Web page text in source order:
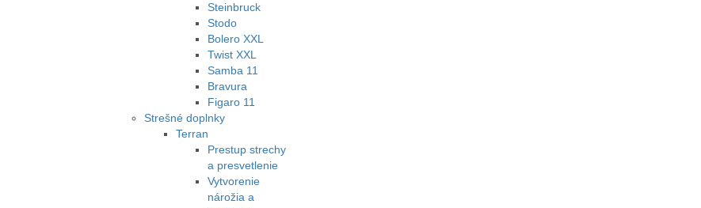
Steinbruck
Stodo
Bolero XXL
Twist XXL
Samba 11
Bravura
Figaro 11
Strešné doplnky
Terran
Prestup strechy
a presvetlenie
Vytvorenie
nárožia a